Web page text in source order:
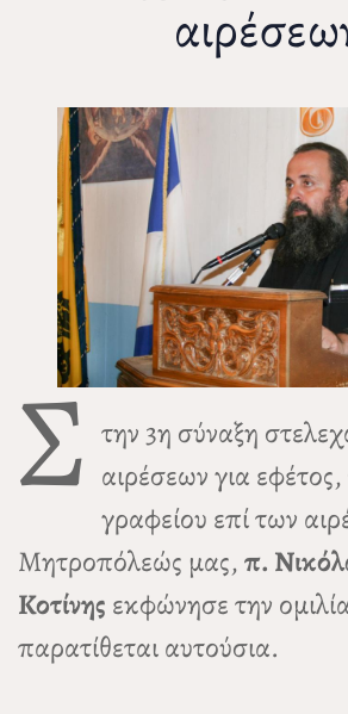
Σ την 3η σύναξη
αιρέσεων για
γραφείου επί των
Μητροπόλεώς μας,π.
Κοτίνης εκφώνησε την
παρατίθεται αυτούσια.